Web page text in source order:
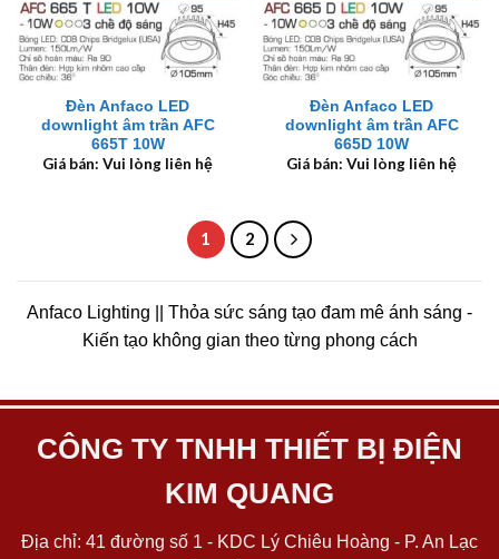
Đèn Anfaco LED
downlight âm trần AFC
665T 10W
Giá bán: Vui lòng liên hệ
Đèn Anfaco LED
downlight âm trần AFC
665D 10W
Giá bán: Vui lòng liên hệ
1 2
Anfaco Lighting || Thỏa sức sáng tạo đam mê ánh sáng -
Kiến tạo không gian theo từng phong cách
CÔNG TY TNHH THIẾT BỊ ĐIỆN
KIM QUANG
Địa chỉ: 41 đường số 1 - KDC Lý Chiêu Hoàng - P. An Lạc